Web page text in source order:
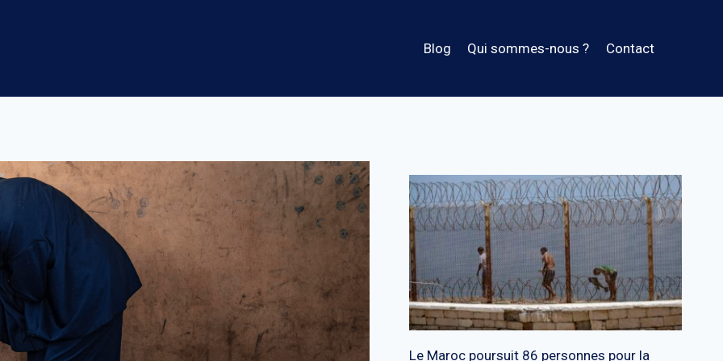
Blog Qui sommes-nous ? Contact
Le Maroc poursuit 86 personnes pour la